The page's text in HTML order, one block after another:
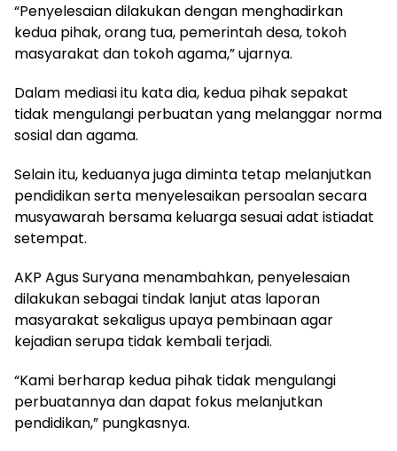
“Penyelesaian dilakukan dengan menghadirkan
kedua pihak, orang tua, pemerintah desa, tokoh
masyarakat dan tokoh agama,” ujarnya.
Dalam mediasi itu kata dia, kedua pihak sepakat
tidak mengulangi perbuatan yang melanggar norma
sosial dan agama.
Selain itu, keduanya juga diminta tetap melanjutkan
pendidikan serta menyelesaikan persoalan secara
musyawarah bersama keluarga sesuai adat istiadat
setempat.
AKP Agus Suryana menambahkan, penyelesaian
dilakukan sebagai tindak lanjut atas laporan
masyarakat sekaligus upaya pembinaan agar
kejadian serupa tidak kembali terjadi.
“Kami berharap kedua pihak tidak mengulangi
perbuatannya dan dapat fokus melanjutkan
pendidikan,” pungkasnya.